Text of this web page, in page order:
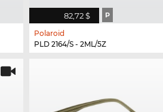
82,72 $ P
Polaroid
PLD 2164/S - 2ML/5Z